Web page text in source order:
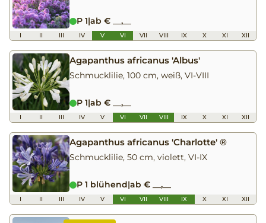
P 1|ab € __,__
I II III IV V VI VII VIII IX X XI XII
Agapanthus africanus 'Albus'
Schmucklilie, 100 cm, weiß, VI-VIII
P 1|ab € __,__
I II III IV V VI VII VIII IX X XI XII
Agapanthus africanus 'Charlotte' ®
Schmucklilie, 50 cm, violett, VI-IX
P 1 blühend|ab € __,__
I II III IV V VI VII VIII IX X XI XII